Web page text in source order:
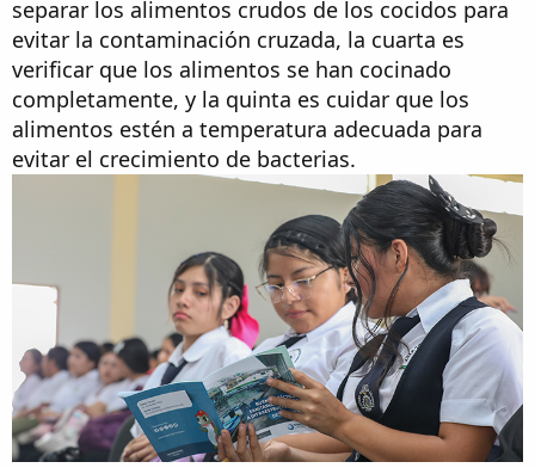
separar los alimentos crudos de los cocidos para
evitar la contaminación cruzada, la cuarta es
verificar que los alimentos se han cocinado
completamente, y la quinta es cuidar que los
alimentos estén a temperatura adecuada para
evitar el crecimiento de bacterias.